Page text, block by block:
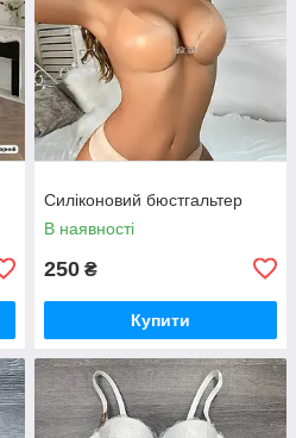
Силіконовий бюстгальтер
В наявності
250 ₴
Купити